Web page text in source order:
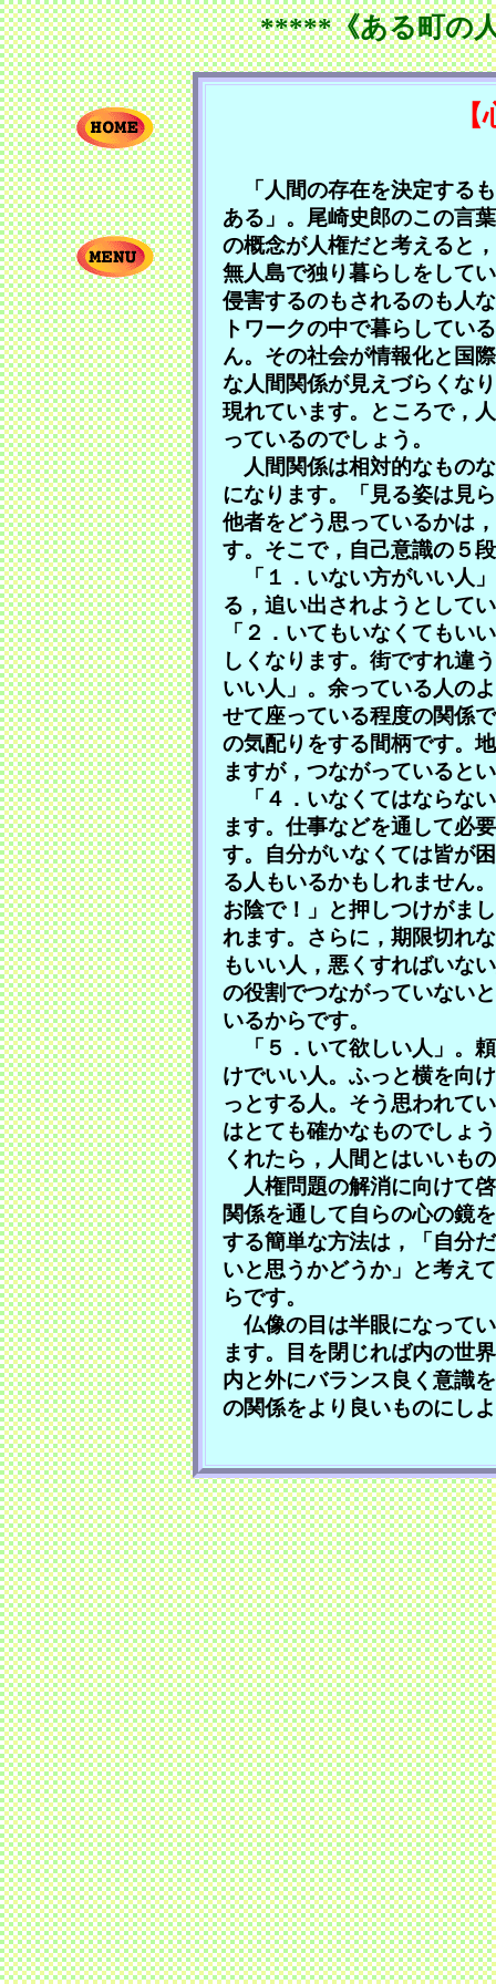
*****《ある町の
「人間の存在を決定する
ある」。尾崎史郎のこの言
の概念が人権だと考えると
無人島で独り暮らしをして
侵害するのもされるのも人
トワークの中で暮らしてい
ん。その社会が情報化と国
な人間関係が見えづらくな
現れています。ところで，
っているのでしょう。
人間関係は相対的なもの
になります。「見る姿は見
他者をどう思っているかは
す。そこで，自己意識の５
「１．いない方がいい人
る，追い出されようとして
「２．いてもいなくてもい
しくなります。街ですれ違
いい人」。余っている人の
せて座っている程度の関係
の気配りをする間柄です。
ますが，つながっていると
「４．いなくてはならな
ます。仕事などを通して必
す。自分がいなくては皆が
る人もいるかもしれません
お陰で！」と押しつけがま
れます。さらに，期限切れ
もいい人，悪くすればいな
の役割でつながっていない
いるからです。
「５．いて欲しい人」。
けでいい人。ふっと横を向
っとする人。そう思われて
はとても確かなものでしょ
くれたら，人間とはいいも
人権問題の解消に向けて
関係を通して自らの心の鏡
する簡単な方法は，「自分
いと思うかどうか」と考え
らです。
仏像の目は半眼になって
ます。目を閉じれば内の世
内と外にバランス良く意識
の関係をより良いものにし